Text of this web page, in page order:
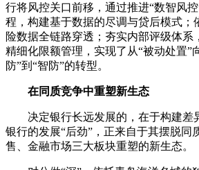
行将风控关口前移，通过推进“数智风
程，构建基于数据的尽调与贷后模式；
险数据全链路穿透；夯实内部评级体系
精细化限额管理，实现了从“被动处置”
防”到“智防”的转型。
在同质竞争中重塑新生态
决定银行长远发展的，在于构建差
银行的发展“后劲”，正来自于其摆脱同
售、金融市场三大板块重塑的新生态。